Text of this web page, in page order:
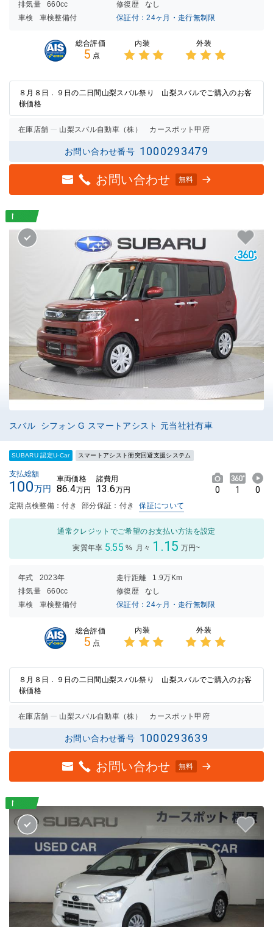
排気量 660cc 修復歴
なし
車検
車検整備付 保証付：24ヶ月・走行無制限
総合評価
5 点
内装
3点の
評価
外装
3点の
評価
８月８日．９日の二日間山梨スバル祭り 山梨スバルでご購入のお客
様価格
在庫店舗 山梨スバル自動車（株） カースポット甲府
お問い合わせ番号 1000293479
お問い合わせ 無料
スバル シフォン G スマートアシスト 元当社社有車
SUBARU 認定U-Car スマートアシスト衝突回避支援システム
支払総額
100万円
車両価格
86.4万円
諸費用
13.6万円 0 1 0
定期点検整備：付き 部分保証：付き 保証について
通常クレジットでご希望のお支払い方法を設定
実質年率 5.55 % 月々 1.15 万円~
年式 2023年 走行距離
1.9万Km
排気量
660cc 修復歴
なし
車検
車検整備付 保証付：24ヶ月・走行無制限
総合評価
5 点
内装
3点の
評価
外装
3点の
評価
８月８日．９日の二日間山梨スバル祭り 山梨スバルでご購入のお客
様価格
在庫店舗 山梨スバル自動車（株） カースポット甲府
お問い合わせ番号 1000293639
お問い合わせ 無料